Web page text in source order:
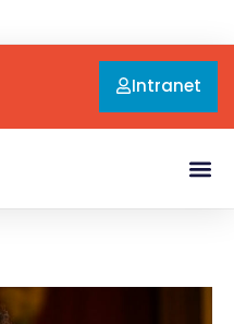
Intranet